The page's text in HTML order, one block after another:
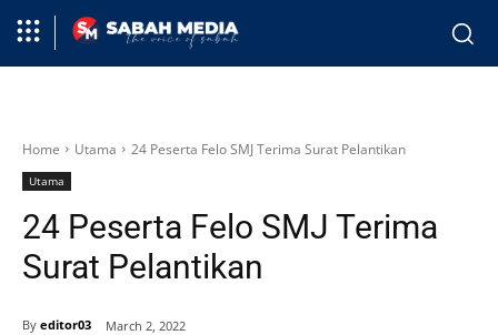
Home Utama 24 Peserta Felo SMJ Terima Surat Pelantikan
Utama
24 Peserta Felo SMJ Terima
Surat Pelantikan
By editor03 March 2, 2022